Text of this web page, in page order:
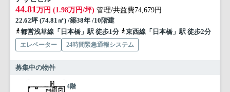
44.81万円 (1.98万円/坪) 管理/共益費74,679円
22.62坪 (74.81㎡) /築38年 /10階建
都営浅草線「日本橋」駅 徒歩1分
東西線「日本橋」駅 徒歩2分
エレベーター 24時間緊急通報システム
募集中の物件
4階